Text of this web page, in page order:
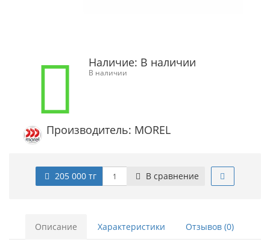
Наличие: В наличии
В наличии
Производитель: MOREL
205 000 тг В сравнение
Описание Характеристики Отзывов (0)